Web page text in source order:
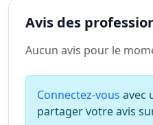
Avis des
Aucun avis pour le
Connectez-vous avec
partager votre avis